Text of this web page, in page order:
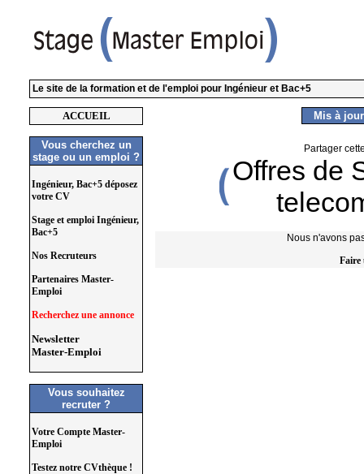
Le site de la formation et de l'emploi pour Ingénieur et Bac+5
ACCUEIL
Vous cherchez un
stage ou un emploi ?
Ingénieur, Bac+5 déposez
votre CV
Stage et emploi Ingénieur,
Bac+5
Nos Recruteurs
Partenaires Master-
Emploi
Recherchez une annonce
Newsletter
Master-Emploi
Vous souhaitez
recruter ?
Votre Compte Master-
Emploi
Testez notre CVthèque !
Mis à
Partager
Offres de
Nous n'avons
Faire